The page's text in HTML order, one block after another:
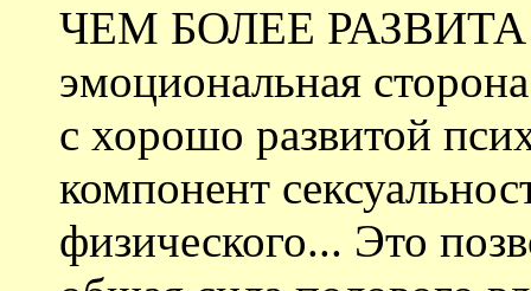
ЧЕМ БОЛЕЕ РАЗВИТА
эмоциональная
с хорошо развитой
компонент
физического... Это